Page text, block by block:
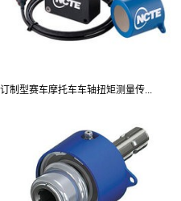
订制型赛车摩托车车轴扭矩测量传...